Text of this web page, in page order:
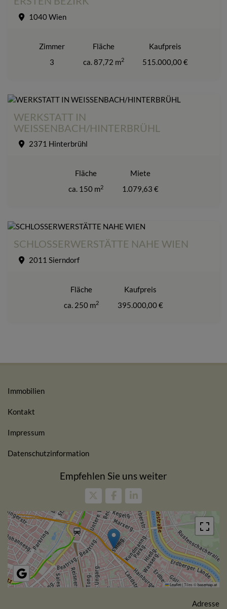
1040 Wien
Zimmer
3
Fläche
ca. 87,72 m2
Kaufpreis
515.000,00 €
WERKSTATT IN
WEISSENBACH/HINTERBRÜHL
2371 Hinterbrühl
Fläche
ca. 150 m2
Miete
1.079,63 €
SCHLOSSERWERSTÄTTE NAHE WIEN
2011 Sierndorf
Fläche
ca. 250 m2
Kaufpreis
395.000,00 €
Immobilien
Kontakt
Impressum
Datenschutzinformation
Empfehlen Sie uns weiter
Leaflet|Tiles ©basemap.at
Adresse